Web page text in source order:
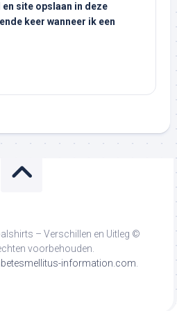
site opslaan in deze
keer wanneer ik een
– Verschillen en Uitleg ©
voorbehouden.
information.com.